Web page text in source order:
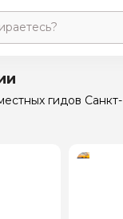
гидов Санкт-